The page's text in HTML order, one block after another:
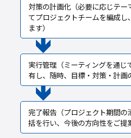
対策の計画化（必要に応じテー
てプロジェクトチームを編成し
ます）
実行管理（ミーティングを通じ
有し、随時、目標・対策・計画
完了報告（プロジェクト期間の
括を行い、今後の方向性をご提